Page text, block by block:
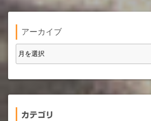
アーカイブ
カテゴリ